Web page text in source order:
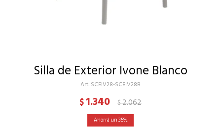
Silla de Exterior Ivone Blanco
SCEIV28-SCEIV28B
$1.340 $2.062
35